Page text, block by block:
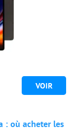
: où acheter les